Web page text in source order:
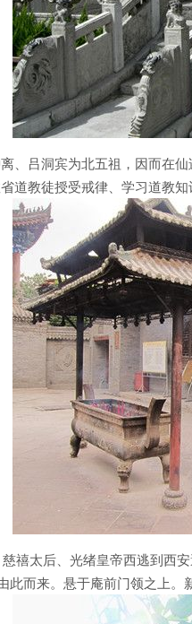
、吕洞宾为北五祖，因而在
道教徒授受戒律、学习道教知
禧太后、光绪皇帝西逃到西
此而来。悬于庵前门领之上